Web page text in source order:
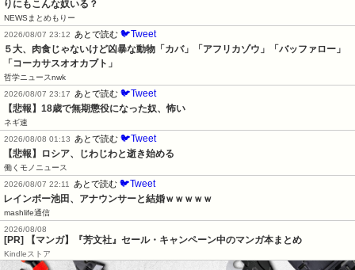
りにもこんな奴いる？
NEWSまとめもりー
2026/08/07 23:12
あとで読む 🐦Tweet
５大、肉食じゃないけど凶暴な動物「カバ」「アフリカゾウ」「バッファロー」
「コーカサスオオカブト」
哲学ニュースnwk
2026/08/07 23:17
あとで読む 🐦Tweet
【悲報】18歳で無期懲役になった奴、怖い
ネギ速
2026/08/08 01:13
あとで読む 🐦Tweet
【悲報】ロシア、じわじわと逝き始める
働くモノニュース
2026/08/07 22:11
あとで読む 🐦Tweet
レインボー池田、アナウンサーと結婚ｗｗｗｗｗ
mashlife通信
2026/08/08
[PR] 【マンガ】『芳文社』セール・キャンペーン中のマンガ本まとめ
Kindleストア